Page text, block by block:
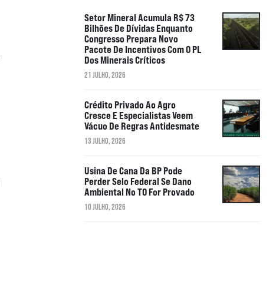
Setor Mineral Acumula R$ 73
Bilhões De Dívidas Enquanto
Congresso Prepara Novo
Pacote De Incentivos Com O PL
Dos Minerais Críticos
21 JULHO, 2026
Crédito Privado Ao Agro
Cresce E Especialistas Veem
Vácuo De Regras Antidesmate
13 JULHO, 2026
Usina De Cana Da BP Pode
Perder Selo Federal Se Dano
Ambiental No TO For Provado
10 JULHO, 2026